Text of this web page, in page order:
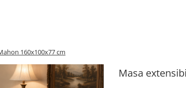
160x100x77 cm
Masa